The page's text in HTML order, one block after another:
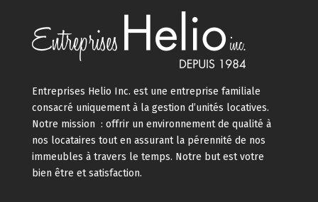
Entreprises Helio Inc. est une entreprise familiale
consacré uniquement à la gestion d’unités locatives.
Notre mission : offrir un environnement de qualité à
nos locataires tout en assurant la pérennité de nos
immeubles à travers le temps. Notre but est votre
bien être et satisfaction.